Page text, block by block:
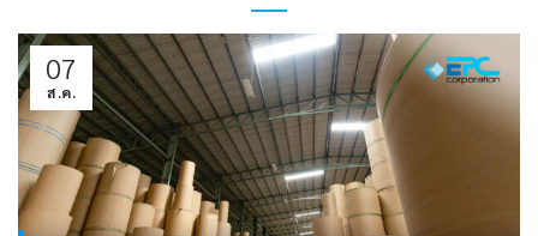
07
ส.ค.